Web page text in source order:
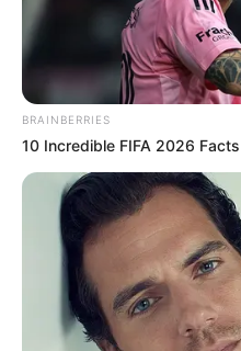
BRAINBERRIES
10 Incredible FIFA 2026